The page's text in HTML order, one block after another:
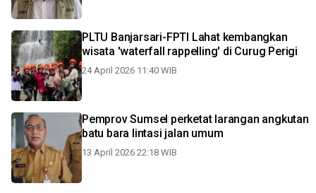
PLTU Banjarsari-FPTI Lahat kembangkan
wisata 'waterfall rappelling' di Curug Perigi
24 April 2026 11:40 WIB
Pemprov Sumsel perketat larangan angkutan
batu bara lintasi jalan umum
13 April 2026 22:18 WIB